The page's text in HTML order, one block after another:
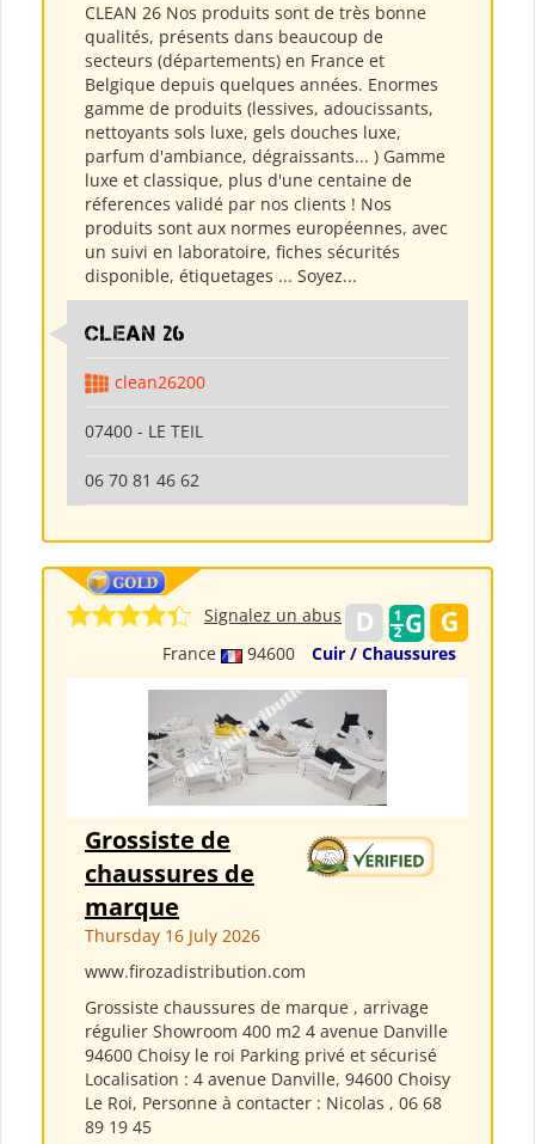
CLEAN 26 Nos produits sont de très bonne
qualités, présents dans beaucoup de
secteurs (départements) en France et
Belgique depuis quelques années. Enormes
gamme de produits (lessives, adoucissants,
nettoyants sols luxe, gels douches luxe,
parfum d'ambiance, dégraissants... ) Gamme
luxe et classique, plus d'une centaine de
réferences validé par nos clients ! Nos
produits sont aux normes européennes, avec
un suivi en laboratoire, fiches sécurités
disponible, étiquetages ... Soyez...
clean 26
clean26200
07400 - LE TEIL
06 70 81 46 62
France 94600 Cuir / Chaussures
Signalez un abus
Grossiste de
chaussures de
marque
Thursday 16 July 2026
www.firozadistribution.com
Grossiste chaussures de marque , arrivage
régulier Showroom 400 m2 4 avenue Danville
94600 Choisy le roi Parking privé et sécurisé
Localisation : 4 avenue Danville, 94600 Choisy
Le Roi, Personne à contacter : Nicolas , 06 68
89 19 45